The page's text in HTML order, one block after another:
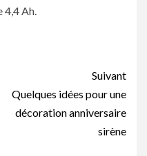
4,4 Ah.
Suivant
Quelques idées pour une
décoration anniversaire
sirène